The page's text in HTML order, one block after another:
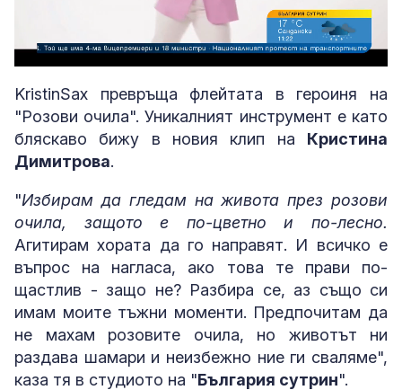
Unmute Loaded:
KristinSax превръща флейтата в героиня на
"Розови очила". Уникалният инструмент е като
бляскаво бижу в новия клип на Кристина
Димитрова.
"Избирам да гледам на живота през розови
очила, защото е по-цветно и по-лесно.
Агитирам хората да го направят. И всичко е
въпрос на нагласа, ако това те прави по-
щастлив - защо не? Разбира се, аз също си
имам моите тъжни моменти. Предпочитам да
не махам розовите очила, но животът ни
раздава шамари и неизбежно ние ги сваляме",
каза тя в студиото на "България сутрин".